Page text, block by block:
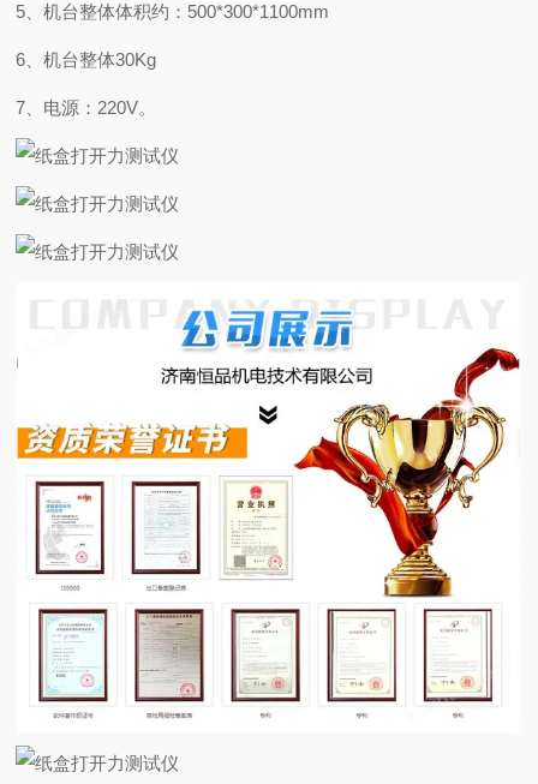
5、机台整体体积约：500*300*1100mm
6、机台整体30Kg
7、电源：220V。